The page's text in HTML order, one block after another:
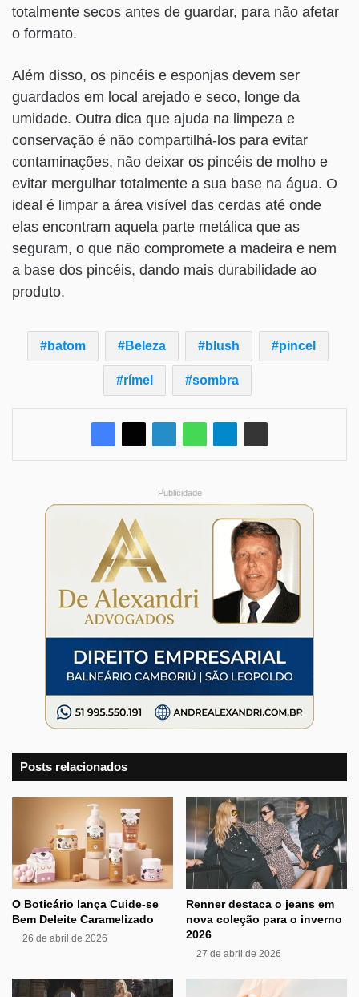
totalmente secos antes de guardar, para não afetar
o formato.
Além disso, os pincéis e esponjas devem ser
guardados em local arejado e seco, longe da
umidade. Outra dica que ajuda na limpeza e
conservação é não compartilhá-los para evitar
contaminações, não deixar os pincéis de molho e
evitar mergulhar totalmente a sua base na água. O
ideal é limpar a área visível das cerdas até onde
elas encontram aquela parte metálica que as
seguram, o que não compromete a madeira e nem
a base dos pincéis, dando mais durabilidade ao
produto.
batom Beleza blush pincel
rímel sombra
Publicidade
Posts relacionados
O Boticário lança Cuide-se
Bem Deleite Caramelizado
26 de abril de 2026
Renner destaca o jeans em
nova coleção para o inverno
2026
27 de abril de 2026